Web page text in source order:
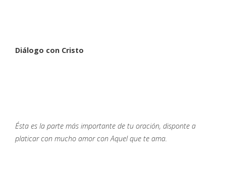
Diálogo con Cristo
Ésta es la parte más importante de tu oración, disponte a
platicar con mucho amor con Aquel que te ama.